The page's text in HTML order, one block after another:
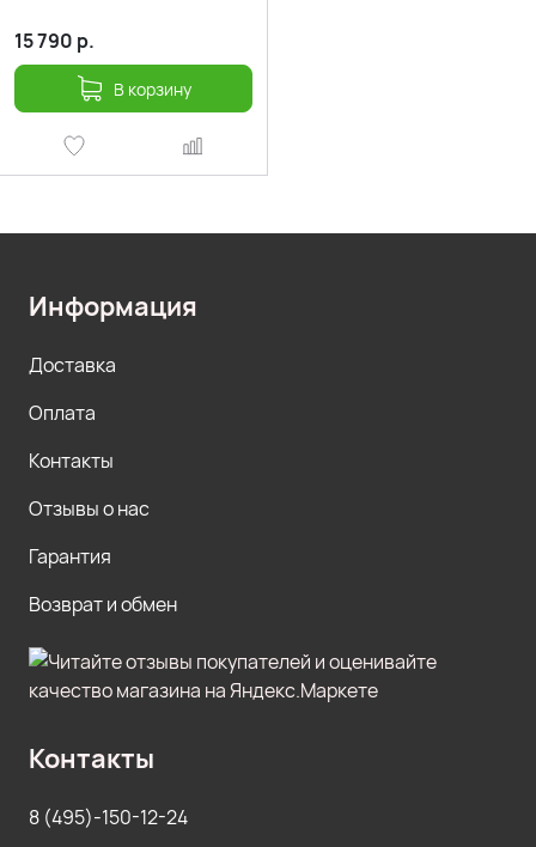
15 790 р.
В корзину
Информация
Доставка
Оплата
Контакты
Отзывы о нас
Гарантия
Возврат и обмен
Контакты
8 (495)-150-12-24